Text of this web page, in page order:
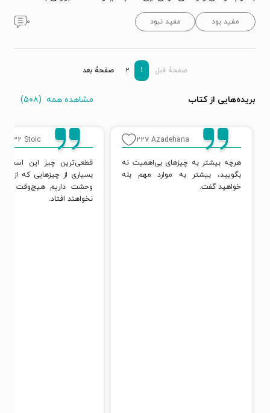
مفید بود مفید نبود ۰
صفحۀ قبل ۱ ۲ صفحۀ بعد
بریده‌هایی از کتاب مشاهده همه (۵۰۸)
Azadehana ۲۲۷
هرچه بیشتر به چیزهای بی‌اهمیت نه
بگویید، بیشتر به موارد مهم بله
خواهید گفت.
Stoic ۱۳۲
قطعی‌ترین چیز این است
بسیاری از چیزهایی که از
وحشت داریم هیچ‌وقت
نخواهند افتاد.